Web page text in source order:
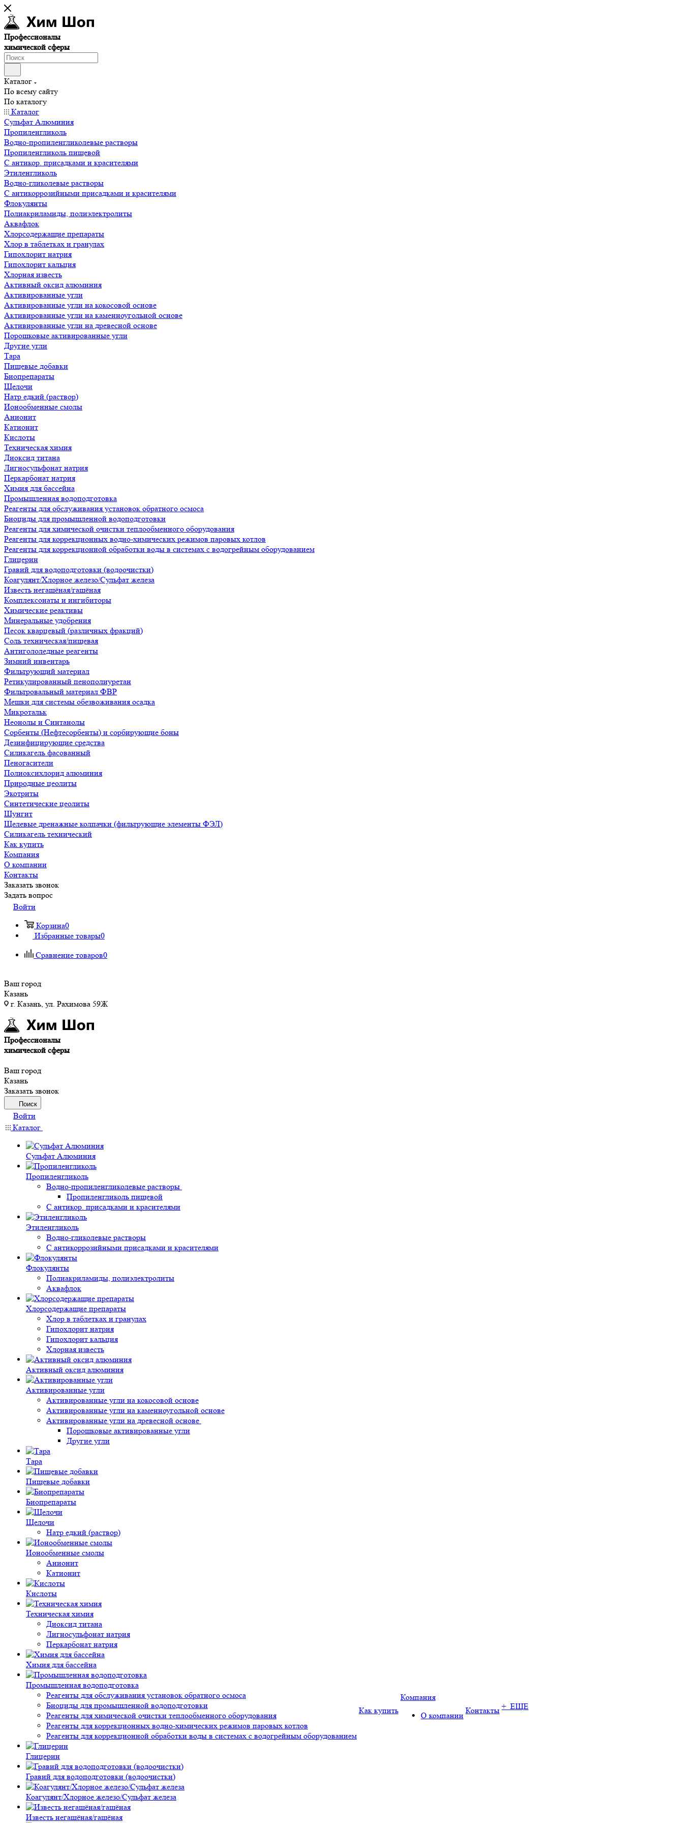
Профессионалы
химической сферы
Каталог
По всему сайту
По каталогу
Каталог
Сульфат Алюминия
Пропиленгликоль
Водно-пропиленгликолевые растворы
Пропиленгликоль пищевой
С антикор. присадками и красителями
Этиленгликоль
Водно-гликолевые растворы
С антикоррозийными присадками и красителями
Флокулянты
Полиакриламиды, полиэлектролиты
Аквафлок
Хлорсодержащие препараты
Хлор в таблетках и гранулах
Гипохлорит натрия
Гипохлорит кальция
Хлорная известь
Активный оксид алюминия
Активированные угли
Активированные угли на кокосовой основе
Активированные угли на каменноугольной основе
Активированные угли на древесной основе
Порошковые активированные угли
Другие угли
Тара
Пищевые добавки
Биопрепараты
Щелочи
Натр едкий (раствор)
Ионообменные смолы
Анионит
Катионит
Кислоты
Техническая химия
Диоксид титана
Лигносульфонат натрия
Перкарбонат натрия
Химия для бассейна
Промышленная водоподготовка
Реагенты для обслуживания установок обратного осмоса
Биоциды для промышленной водоподготовки
Реагенты для химической очистки теплообменного оборудования
Реагенты для коррекционных водно-химических режимов паровых котлов
Реагенты для коррекционной обработки воды в системах с водогрейным оборудованием
Глицерин
Гравий для водоподготовки (водоочистки)
Коагулянт/Хлорное железо/Сульфат железа
Известь негашёная/гашёная
Комплексонаты и ингибиторы
Химические реактивы
Минеральные удобрения
Песок кварцевый (различных фракций)
Соль техническая/пищевая
Антигололедные реагенты
Зимний инвентарь
Фильтрующий материал
Ретикулированный пенополиуретан
Фильтровальный материал ФВР
Мешки для системы обезвоживания осадка
Микротальк
Неонолы и Синтанолы
Сорбенты (Нефтесорбенты) и сорбирующие боны
Дезинфицирующие средства
Силикагель фасованный
Пеногасители
Полиокси­хлорид алюминия
Природные цеолиты
Экотриты
Синтетические цеолиты
Шунгит
Щелевые дренажные колпачки (фильтрующие элементы ФЭЛ)
Силикагель технический
Как купить
Компания
О компании
Контакты
Заказать звонок
Задать вопрос
Войти
Корзина0
Избранные товары0
Сравнение товаров0
Ваш город
Казань
г. Казань, ул. Рахимова 59Ж
Профессионалы
химической сферы
Ваш город
Казань
Заказать звонок
Поиск
Войти
Каталог
Сульфат Алюминия
Пропиленгликоль
Водно-пропиленгликолевые растворы
Пропиленгликоль пищевой
С антикор. присадками и красителями
Этиленгликоль
Водно-гликолевые растворы
С антикоррозийными присадками и красителями
Флокулянты
Полиакриламиды, полиэлектролиты
Аквафлок
Хлорсодержащие препараты
Хлор в таблетках и гранулах
Гипохлорит натрия
Гипохлорит кальция
Хлорная известь
Активный оксид алюминия
Активированные угли
Активированные угли на кокосовой основе
Активированные угли на каменноугольной основе
Активированные угли на древесной основе
Порошковые активированные угли
Другие угли
Тара
Пищевые добавки
Биопрепараты
Щелочи
Натр едкий (раствор)
Ионообменные смолы
Анионит
Катионит
Кислоты
Техническая химия
Диоксид титана
Лигносульфонат натрия
Перкарбонат натрия
Химия для бассейна
Промышленная водоподготовка
Реагенты для обслуживания установок обратного осмоса
Биоциды для промышленной водоподготовки
Реагенты для химической очистки теплообменного оборудования
Реагенты для коррекционных водно-химических режимов паровых котлов
Реагенты для коррекционной обработки воды в системах с водогрейным оборудованием
Глицерин
Гравий для водоподготовки (водоочистки)
Коагулянт/Хлорное железо/Сульфат железа
Известь негашёная/гашёная
Как купить
Компания
О компании
Контакты + ЕЩЕ